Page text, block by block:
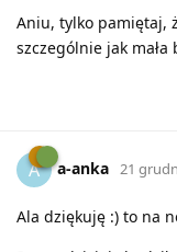
Aniu, tylko pamiętaj,
szczególnie jak
A a-anka 21
Ala dziękuję :) to na